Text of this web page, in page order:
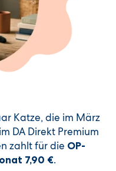
Katze, die im März
DA Direkt Premium
zahlt für die OP-
7,90 €.